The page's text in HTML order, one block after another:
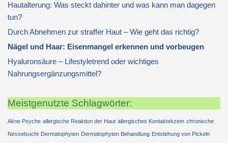
Hautalterung: Was steckt dahinter und was kann man dagegen
tun?
Durch Abnehmen zur straffer Haut – Wie geht das richtig?
Nägel und Haar: Eisenmangel erkennen und vorbeugen
Hyaluronsäure – Lifestyletrend oder wichtiges
Nahrungsergänzungsmittel?
Meistgenutzte Schlagwörter:
Akne Psyche allergische Reaktion der Haut allergisches Kontaktekzem chronische
Nesselsucht Dermatophyten Dermatophyten Behandlung Entstehung von Pickeln